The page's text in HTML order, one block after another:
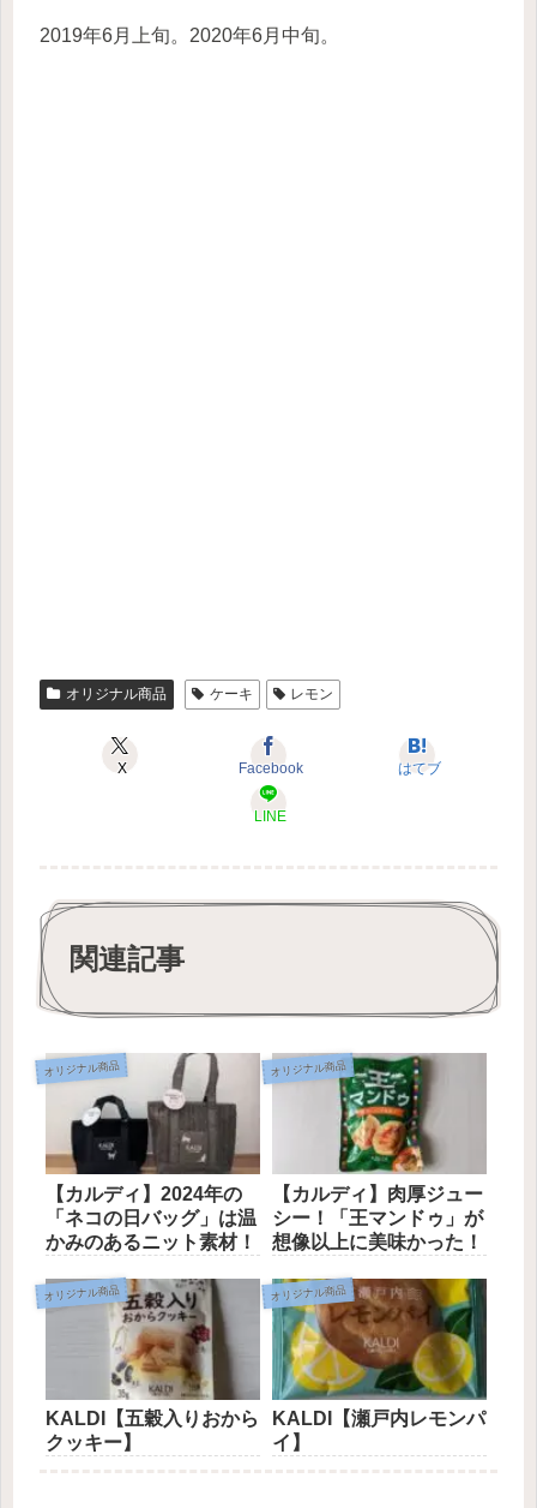
2019年6月上旬。2020年6月中旬。
オリジナル商品 ケーキ レモン
X Facebook はてブ
LINE
関連記事
オリジナル商品
【カルディ】2024年の
「ネコの日バッグ」は温
かみのあるニット素材！
オリジナル商品
【カルディ】肉厚ジュー
シー！「王マンドゥ」が
想像以上に美味かった！
オリジナル商品
KALDI【五穀入りおから
クッキー】
オリジナル商品
KALDI【瀬戸内レモンパ
イ】